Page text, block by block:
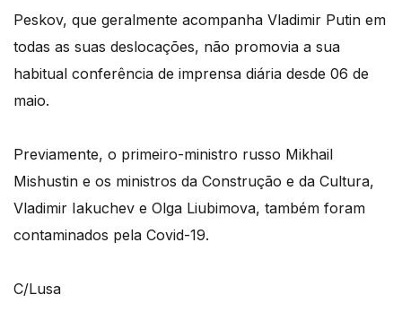
Peskov, que geralmente acompanha Vladimir Putin em
todas as suas deslocações, não promovia a sua
habitual conferência de imprensa diária desde 06 de
maio.
Previamente, o primeiro-ministro russo Mikhail
Mishustin e os ministros da Construção e da Cultura,
Vladimir Iakuchev e Olga Liubimova, também foram
contaminados pela Covid-19.
C/Lusa